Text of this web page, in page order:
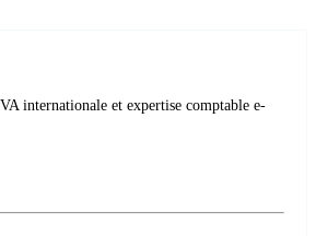
internationale et expertise comptable e-